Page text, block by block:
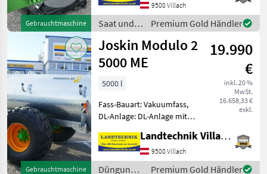
Gebrauchtmaschine
einstellbare Schnitthöhe,
Gelenkwelle, Gleitkufen, pe
9500 Villach
Saat und
Pflege /
Joskin
Premium Gold Händler
Gebrauchtmaschine
Joskin Modulo 2
5000 ME
19.990
€
inkl. 20 %
MwSt.
16.658,33 €
exkl.
5000 l
Fass-Bauart: Vakuumfass,
DL-Anlage: DL-Anlage mit
hydr. Bremsen,
Breitverteiler Joskin
Modulo 2 5000 ME, Pumpe
Landtechnik Villach GmbH
9500 Villach
Düngung
Premium Gold Händler